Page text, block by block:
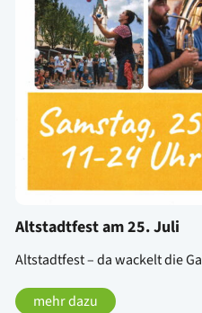
Altstadtfest am 25. Juli
Altstadtfest – da wackelt die
mehr dazu